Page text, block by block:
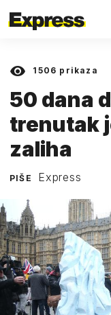
1506 prikaza
50 dana
trenutak
zaliha
PIŠE Express